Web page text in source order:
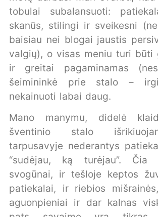
tobulai subalansuoti:
skanūs, stilingi ir sveikesni
baisiau nei blogai jaustis
valgių), o visas meniu turi būti
ir greitai pagaminamas
šeimininkė prie stalo –
nekainuoti labai daug.
Mano manymu, didelė
šventinio stalo
tarpusavyje nederantys
“sudėjau, ką turėjau”.
svogūnai, ir tešloje keptos
patiekalai, ir riebios
aguonpieniai ir dar kalnas